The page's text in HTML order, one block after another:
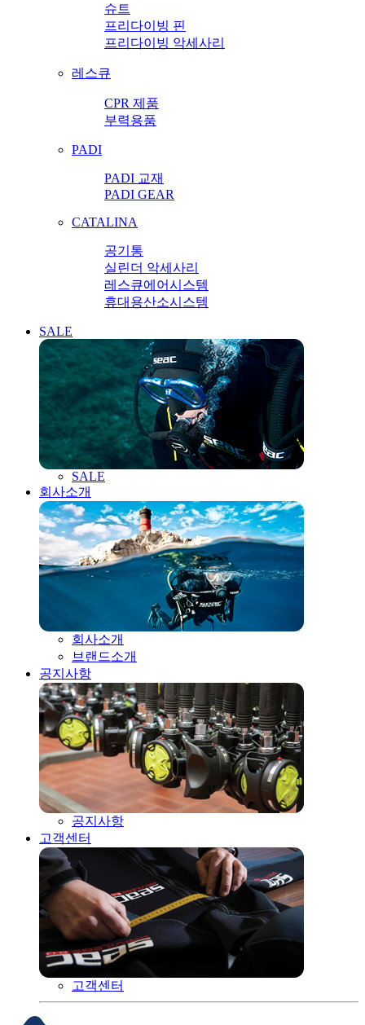
슈트
프리다이빙 핀
프리다이빙 악세사리
레스큐
CPR 제품
부력용품
PADI
PADI 교재
PADI GEAR
CATALINA
공기통
실린더 악세사리
레스큐에어시스템
휴대용산소시스템
SALE
SALE
회사소개
회사소개
브랜드소개
공지사항
공지사항
고객센터
고객센터